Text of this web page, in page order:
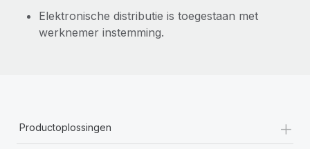
Elektronische distributie is toegestaan met
werknemer instemming.
Productoplossingen +